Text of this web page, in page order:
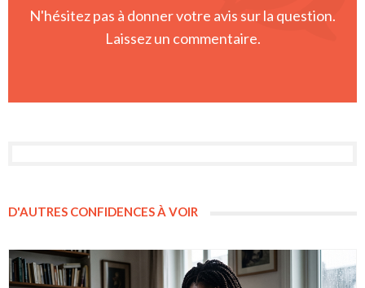
N'hésitez pas à donner votre avis sur la question.
Laissez un commentaire.
D'AUTRES CONFIDENCES À VOIR